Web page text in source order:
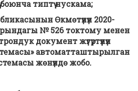
боюнча типтүү нускама;
Өкмөтүнүн 2020-
№ 526 токтому менен
документ жүгүртүүнүн
автоматташтырылган
жөнүндө жобо.